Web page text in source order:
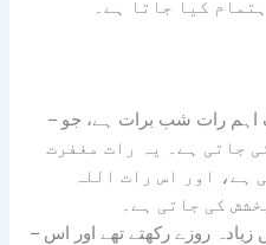
کیا جاتا ہے۔
– اہم رات شب برات ہے، جو
منائی جاتی ہے۔ یہ رات مغفرت
ہے، اور اس رات اللہ
کی جاتی ہے۔
– نبی کریم ﷺ شعبان کے مہینے میں زیادہ روزے رکھتے تھے اور اس